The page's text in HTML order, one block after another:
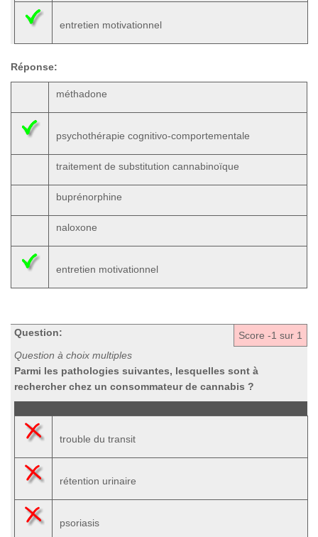
entretien motivationnel
Réponse:
méthadone
psychothérapie cognitivo-comportementale
traitement de substitution cannabinoïque
buprénorphine
naloxone
entretien motivationnel
Score -1 sur 1
Question:
Question à choix multiples
Parmi les pathologies suivantes, lesquelles sont à
rechercher chez un consommateur de cannabis ?
trouble du transit
rétention urinaire
psoriasis